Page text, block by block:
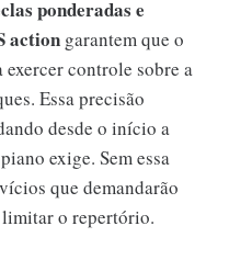
ponderadas e
actiongarantem que o
exercer controle sobre a
Essa precisão
desde o início a
exige. Sem essa
que demandarão
o repertório.